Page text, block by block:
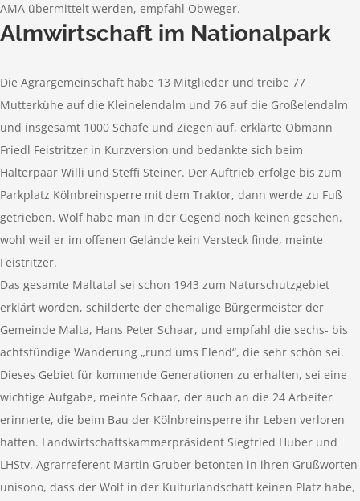
AMA übermittelt werden, empfahl Obweger.
Almwirtschaft im Nationalpark
Die Agrargemeinschaft habe 13 Mitglieder und treibe 77
Mutterkühe auf die Kleinelendalm und 76 auf die Großelendalm
und insgesamt 1000 Schafe und Ziegen auf, erklärte Obmann
Friedl Feistritzer in Kurzversion und bedankte sich beim
Halterpaar Willi und Steffi Steiner. Der Auftrieb erfolge bis zum
Parkplatz Kölnbreinsperre mit dem Traktor, dann werde zu Fuß
getrieben. Wolf habe man in der Gegend noch keinen gesehen,
wohl weil er im offenen Gelände kein Versteck finde, meinte
Feistritzer.
Das gesamte Maltatal sei schon 1943 zum Naturschutzgebiet
erklärt worden, schilderte der ehemalige Bürgermeister der
Gemeinde Malta, Hans Peter Schaar, und empfahl die sechs- bis
achtstündige Wanderung „rund ums Elend“, die sehr schön sei.
Dieses Gebiet für kommende Generationen zu erhalten, sei eine
wichtige Aufgabe, meinte Schaar, der auch an die 24 Arbeiter
erinnerte, die beim Bau der Kölnbreinsperre ihr Leben verloren
hatten. Landwirtschaftskammerpräsident Siegfried Huber und
LHStv. Agrarreferent Martin Gruber betonten in ihren Grußworten
unisono, dass der Wolf in der Kulturlandschaft keinen Platz habe,